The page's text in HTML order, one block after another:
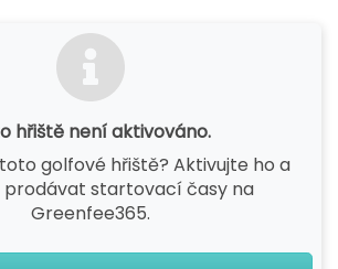
hřiště není aktivováno.
golfové hřiště? Aktivujte ho a
prodávat startovací časy na
Greenfee365.